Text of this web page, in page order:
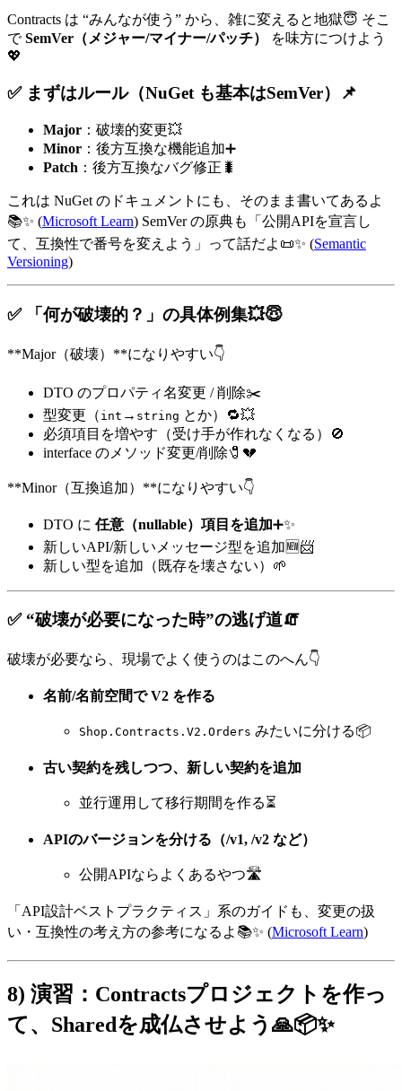
Contracts は “みんなが使う” から、雑に変えると地獄😇 そこ
でSemVer（メジャー/マイナー/パッチ）
を味方につけよう
💖
✅ まずはルール（NuGet も基本はSemVer）📌
Major ：破壊的変更💥
Minor ：後方互換な機能追加➕
Patch ：後方互換なバグ修正🐛
これは NuGet のドキュメントにも、そのまま書いてあるよ
📚✨ (Microsoft Learn) SemVer の原典も「公開APIを宣言し
て、互換性で番号を変えよう」って話だよ📜✨ (Semantic
Versioning)
✅ 「何が破壊的？」の具体例集💥😇
**Major（破壊）**になりやすい👇
DTO のプロパティ名変更 / 削除✂️
型変更（ int → string とか）🔁💥
必須項目を増やす（受け手が作れなくなる）🚫
interface のメソッド変更/削除🧷💔
**Minor（互換追加）**になりやすい👇
DTO に 任意（nullable）項目を追加➕✨
新しいAPI/新しいメッセージ型を追加🆕📨
新しい型を追加（既存を壊さない）🌱
✅ “破壊が必要になった時”の逃げ道🧯
破壊が必要なら、現場でよく使うのはこのへん👇
名前/名前空間で V2 を作る
Shop.Contracts.V2.Orders みたいに分ける📦
古い契約を残しつつ、新しい契約を追加
並行運用して移行期間を作る⏳
APIのバージョンを分ける（/v1, /v2 など）
公開APIならよくあるやつ🛣️
「API設計ベストプラクティス」系のガイドも、変更の扱
い・互換性の考え方の参考になるよ📚✨ (Microsoft Learn)
8) 演習：Contractsプロジェクトを作っ
て、Sharedを成仏させよう🙏📦✨